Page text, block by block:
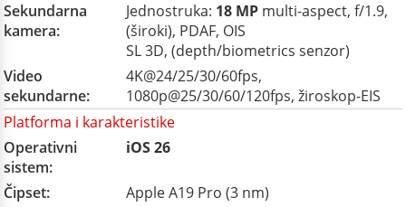
Sekundarna
kamera:
Jednostruka: 18 MP multi-aspect, f/1.9,
(široki), PDAF, OIS
SL 3D, (depth/biometrics senzor)
Video
sekundarne:
4K@24/25/30/60fps,
1080p@25/30/60/120fps, žiroskop-EIS
Platforma i karakteristike
Operativni
sistem:
iOS 26
Čipset:
Apple A19 Pro (3 nm)